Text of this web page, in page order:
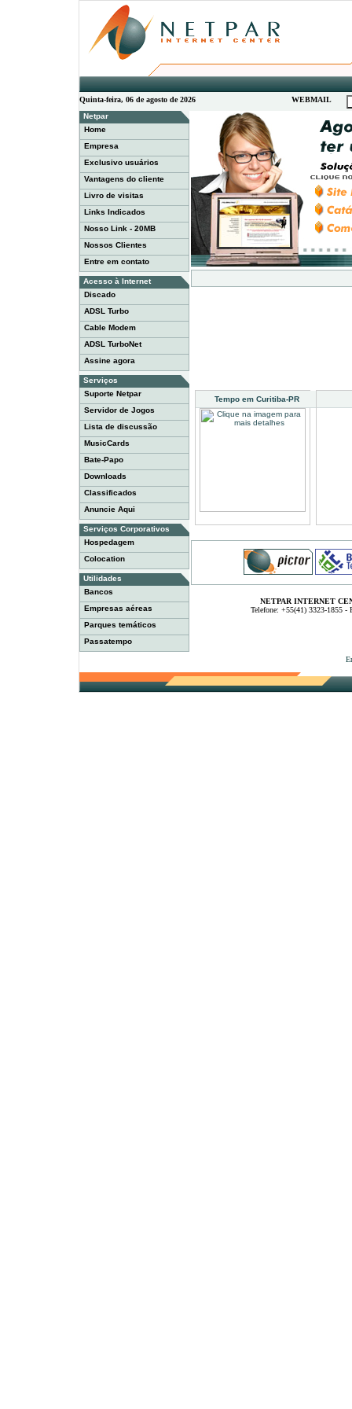
Quinta-feira, 06 de agosto de 2026
WEBMAIL
Netpar
Home
Empresa
Exclusivo usuários
Vantagens do cliente
Livro de visitas
Links Indicados
Nosso Link - 20MB
Nossos Clientes
Entre em contato
Acesso à Internet
Discado
ADSL Turbo
Cable Modem
ADSL TurboNet
Assine agora
Serviços
Suporte Netpar
Servidor de Jogos
Lista de discussão
MusicCards
Bate-Papo
Downloads
Classificados
Anuncie Aqui
Serviços Corporativos
Hospedagem
Colocation
Utilidades
Bancos
Empresas aéreas
Parques temáticos
Passatempo
Tempo em Curitiba-PR
NETPAR INTERNET
Telefone: +55(41) 3323-1855